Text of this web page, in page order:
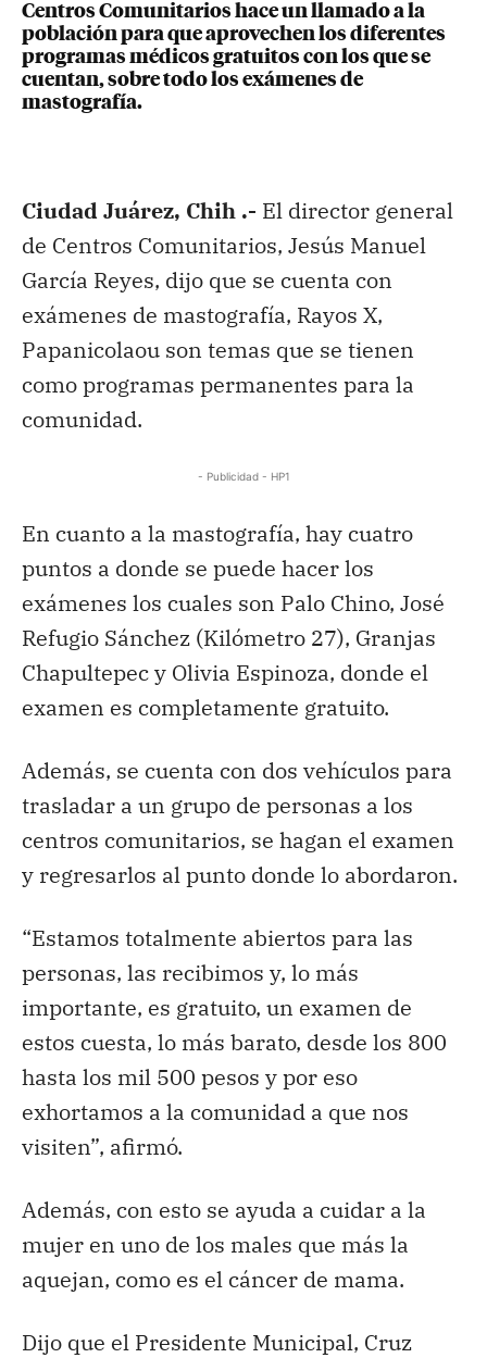
Centros Comunitarios hace un llamado a la
población para que aprovechen los diferentes
programas médicos gratuitos con los que se
cuentan, sobre todo los exámenes de
mastografía.
Ciudad Juárez, Chih .- El director general
de Centros Comunitarios, Jesús Manuel
García Reyes, dijo que se cuenta con
exámenes de mastografía, Rayos X,
Papanicolaou son temas que se tienen
como programas permanentes para la
comunidad.
- Publicidad - HP1
En cuanto a la mastografía, hay cuatro
puntos a donde se puede hacer los
exámenes los cuales son Palo Chino, José
Refugio Sánchez (Kilómetro 27), Granjas
Chapultepec y Olivia Espinoza, donde el
examen es completamente gratuito.
Además, se cuenta con dos vehículos para
trasladar a un grupo de personas a los
centros comunitarios, se hagan el examen
y regresarlos al punto donde lo abordaron.
“Estamos totalmente abiertos para las
personas, las recibimos y, lo más
importante, es gratuito, un examen de
estos cuesta, lo más barato, desde los 800
hasta los mil 500 pesos y por eso
exhortamos a la comunidad a que nos
visiten”, afirmó.
Además, con esto se ayuda a cuidar a la
mujer en uno de los males que más la
aquejan, como es el cáncer de mama.
Dijo que el Presidente Municipal, Cruz